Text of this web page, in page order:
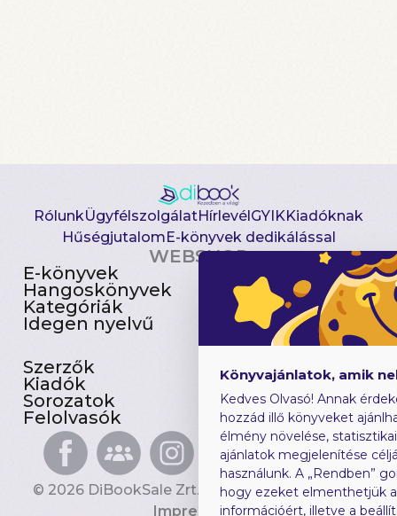
RólunkÜgyfélszolgálatHírlevélGYIKKiadóknak
HűségjutalomE-könyvek dedikálással
WEBSHOP
E-könyvek
Hangoskönyvek
Kategóriák
Idegen nyelvű
Csomagajánlatok
Akciósak
Előjegyezhetők
Újdonságok
Szerzők
Kiadók
Sorozatok
Felolvasók
Gyerekkönyvek
Heti toplista
Ajándékutalvány
Blog
© 2026 DiBookSale Zrt. Minden jog fenntartva.
Impresszum
Könyvajánlatok, amik
Kedves Olvasó! Annak
hozzád illő könyveket
élmény növelése,
ajánlatok megjelenítése
használunk. A „Rendben”
hogy ezeket elmenthetjük
információért, illetve a